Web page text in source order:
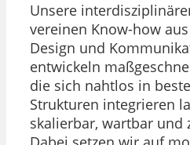
Unsere
vereinen Know-how
Design und
entwickeln
die sich nahtlos in
Strukturen integrieren
skalierbar, wartbar und